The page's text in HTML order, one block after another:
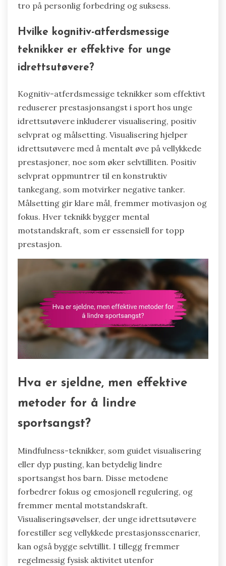
tro på personlig forbedring og suksess.
Hvilke kognitiv-atferdsmessige
teknikker er effektive for unge
idrettsutøvere?
Kognitiv-atferdsmessige teknikker som effektivt
reduserer prestasjonsangst i sport hos unge
idrettsutøvere inkluderer visualisering, positiv
selvprat og målsetting. Visualisering hjelper
idrettsutøvere med å mentalt øve på vellykkede
prestasjoner, noe som øker selvtilliten. Positiv
selvprat oppmuntrer til en konstruktiv
tankegang, som motvirker negative tanker.
Målsetting gir klare mål, fremmer motivasjon og
fokus. Hver teknikk bygger mental
motstandskraft, som er essensiell for topp
prestasjon.
Hva er sjeldne, men effektive
metoder for å lindre
sportsangst?
Mindfulness-teknikker, som guidet visualisering
eller dyp pusting, kan betydelig lindre
sportsangst hos barn. Disse metodene
forbedrer fokus og emosjonell regulering, og
fremmer mental motstandskraft.
Visualiseringsøvelser, der unge idrettsutøvere
forestiller seg vellykkede prestasjonsscenarier,
kan også bygge selvtillit. I tillegg fremmer
regelmessig fysisk aktivitet utenfor